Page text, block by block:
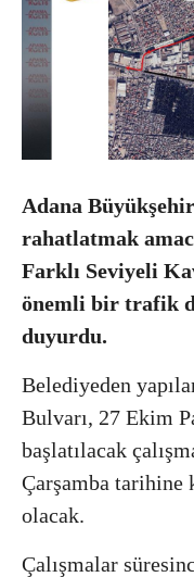
Adana
rahatlatmak
Farklı Seviyeli
önemli bir trafik
duyurdu.
Belediyeden
Bulvarı, 27 Ekim
başlatılacak
Çarşamba tarihine
olacak.
Çalışmalar